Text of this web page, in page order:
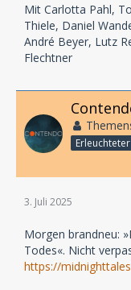
Mit Carlotta Pahl,
Thiele, Daniel
André Beyer, Lutz
Flechtner
Erleuchteter
3. Juli 2025
Morgen brandneu:
Todes«. Nicht
https://